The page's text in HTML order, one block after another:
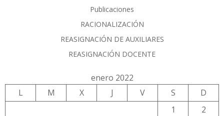
Publicaciones
RACIONALIZACIÓN
REASIGNACIÓN DE AUXILIARES
REASIGNACIÓN DOCENTE
enero 2022
L
M X J V S
D
1
2